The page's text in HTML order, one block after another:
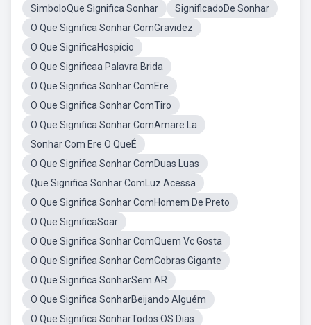
SimboloQue Significa Sonhar
SignificadoDe Sonhar
O Que Significa Sonhar ComGravidez
O Que SignificaHospício
O Que Significaa Palavra Brida
O Que Significa Sonhar ComEre
O Que Significa Sonhar ComTiro
O Que Significa Sonhar ComAmare La
Sonhar Com Ere O QueÉ
O Que Significa Sonhar ComDuas Luas
Que Significa Sonhar ComLuz Acessa
O Que Significa Sonhar ComHomem De Preto
O Que SignificaSoar
O Que Significa Sonhar ComQuem Vc Gosta
O Que Significa Sonhar ComCobras Gigante
O Que Significa SonharSem AR
O Que Significa SonharBeijando Alguém
O Que Significa SonharTodos OS Dias